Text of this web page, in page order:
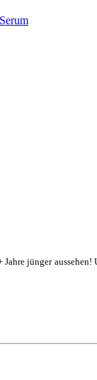
Serum
jünger aussehen!